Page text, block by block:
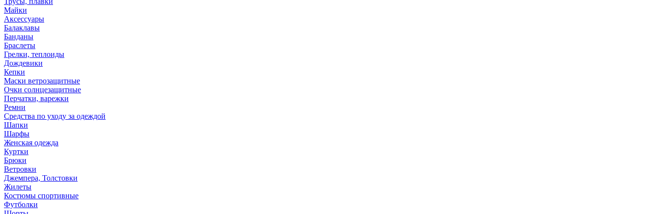
Майки
Аксессуары
Балаклавы
Банданы
Браслеты
Грелки, теплоиды
Дождевики
Кепки
Маски ветрозащитные
Очки солнцезащитные
Перчатки, варежки
Ремни
Средства по уходу за одеждой
Шапки
Шарфы
Женская одежда
Куртки
Брюки
Ветровки
Джемпера, Толстовки
Жилеты
Костюмы спортивные
Футболки